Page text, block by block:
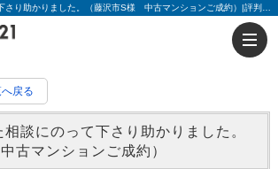
戻る
談にのって下さり助かりました。
古マンションご成約）